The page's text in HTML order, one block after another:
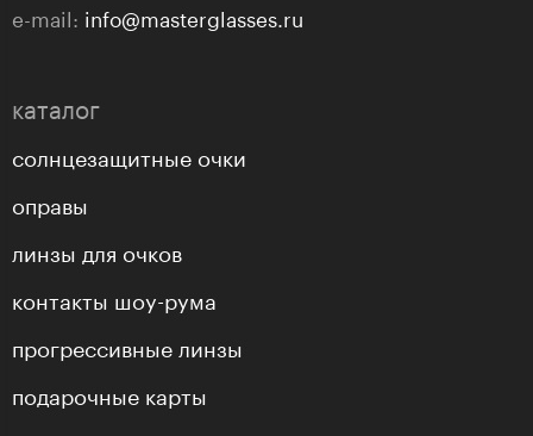
e-mail: info@masterglasses.ru
каталог
солнцезащитные очки
оправы
линзы для очков
контакты шоу-рума
прогрессивные линзы
подарочные карты